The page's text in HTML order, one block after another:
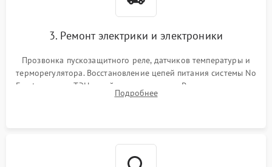
3. Ремонт электрики и электроники
Прозвонка пускозащитного реле, датчиков температуры и
терморегулятора. Восстановление цепей питания системы No
Frost, включая ТЭН оттайки и вентилятор. Ремонт или замена
платы управления при сбоях алгоритмов.
Подробнее